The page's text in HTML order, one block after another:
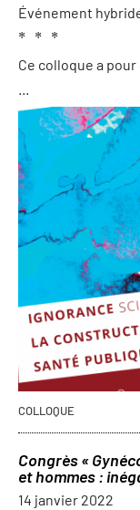
Événement
* * *
Ce colloque a
COLLOQUE
Congrès «
et hommes :
14 janvier 2022